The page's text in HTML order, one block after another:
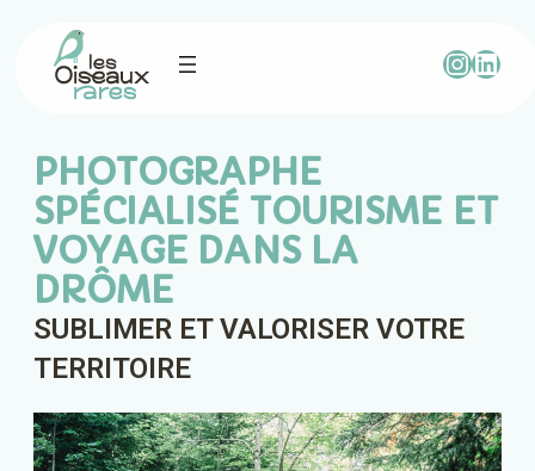
PHOTOGRAPHE
SPÉCIALISÉ TOURISME ET
VOYAGE DANS LA
DRÔME
SUBLIMER ET VALORISER VOTRE
TERRITOIRE